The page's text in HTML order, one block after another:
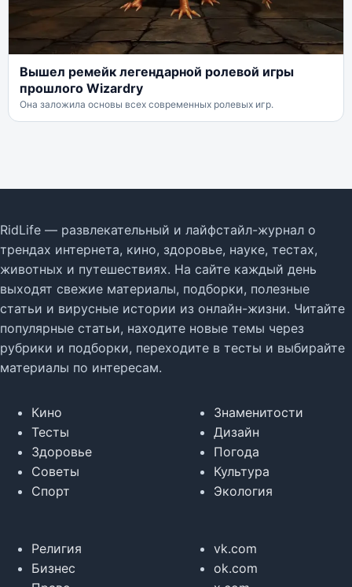
Вышел ремейк легендарной ролевой игры
прошлого Wizardry
Она заложила основы всех современных ролевых игр.
RidLife — развлекательный и лайфстайл-журнал о
трендах интернета, кино, здоровье, науке, тестах,
животных и путешествиях. На сайте каждый день
выходят свежие материалы, подборки, полезные
статьи и вирусные истории из онлайн-жизни. Читайте
популярные статьи, находите новые темы через
рубрики и подборки, переходите в тесты и выбирайте
материалы по интересам.
Кино
Тесты
Здоровье
Советы
Спорт
Знаменитости
Дизайн
Погода
Культура
Экология
Религия
Бизнес
vk.com
ok.com